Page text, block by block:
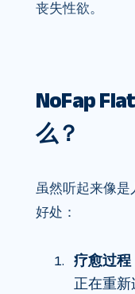
丧失性欲。
NoFap
么？
虽然听起来像
好处：
疗愈过程
正在重